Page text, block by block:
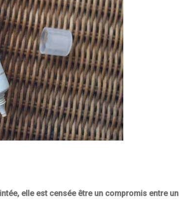
elle est censée être un compromis entre un